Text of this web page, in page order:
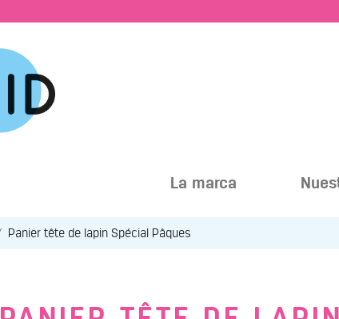
La marca
Panier tête de lapin Spécial Pâques